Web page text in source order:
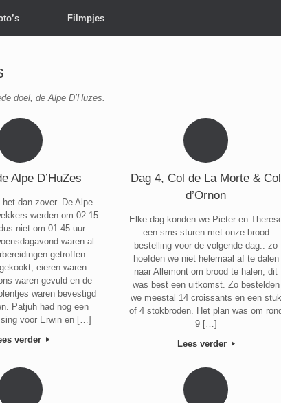
Filmpjes
doel, de Alpe D’Huzes.
Alpe D’HuZes
het dan zover. De Alpe
werden om 02.15
niet om 01.45 uur
waren al
getroffen.
eieren waren
waren gevuld en de
waren bevestigd
Patjuh had nog een
voor Erwin en […]
verder
Dag 4, Col de La Morte & Col
d’Ornon
Elke dag konden we Pieter en
een sms sturen met onze brood
bestelling voor de volgende dag.. zo
hoefden we niet helemaal af te dalen
naar Allemont om brood te halen, dit
was best een uitkomst. Zo bestelden
we meestal 14 croissants en een stuk
of 4 stokbroden. Het plan was om
9 […]
Lees verder